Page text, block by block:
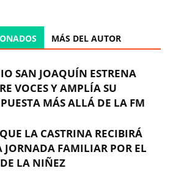
MÁS DEL AUTOR
SAN JOAQUÍN ESTRENA
VOCES Y AMPLÍA SU
MÁS ALLÁ DE LA FM
LA CASTRINA RECIBIRÁ
JORNADA FAMILIAR POR EL
LA NIÑEZ